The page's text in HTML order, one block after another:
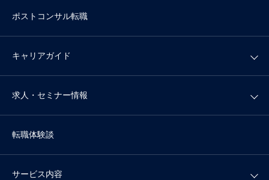
ポストコンサル転職
キャリアガイド
求人・セミナー情報
転職体験談
サービス内容